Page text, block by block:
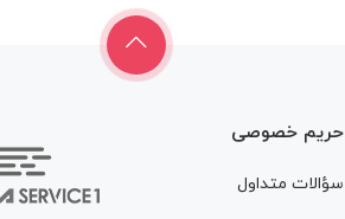
حریم خصوصی
سؤالات متداول